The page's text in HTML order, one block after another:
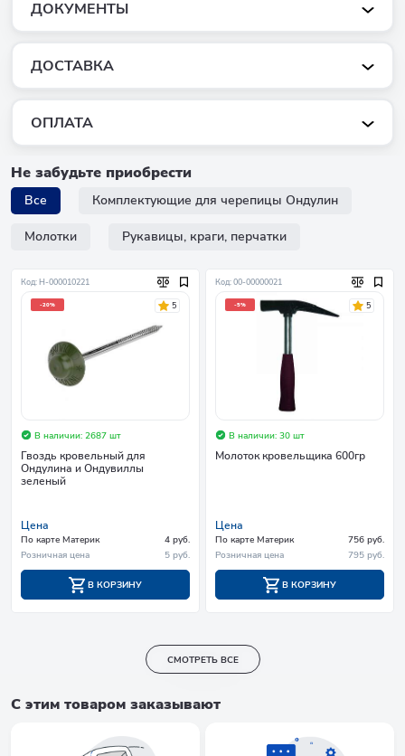
ДОКУМЕНТЫ
ДОСТАВКА
ОПЛАТА
Не забудьте приобрести
Все Комплектующие для черепицы Ондулин
Молотки Рукавицы, краги, перчатки
Код: Н-000010221
-20% 5
В наличии: 2687 шт
Гвоздь кровельный для
Ондулина и Ондувиллы
зеленый
Цена
По карте Материк
4 руб.
Розничная цена
5 руб.
В КОРЗИНУ
Код: 00-00000021
-5% 5
В наличии: 30 шт
Молоток кровельщика 600гр
Цена
По карте Материк
756 руб.
Розничная цена
795 руб.
В КОРЗИНУ
СМОТРЕТЬ ВСЕ
С этим товаром заказывают